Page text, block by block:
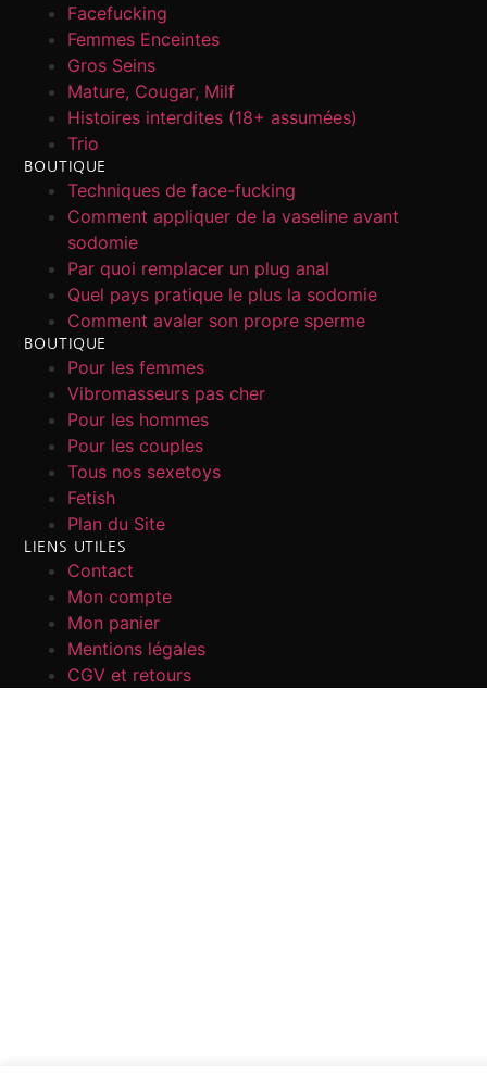
Facefucking
Femmes Enceintes
Gros Seins
Mature, Cougar, Milf
Histoires interdites (18+ assumées)
Trio
BOUTIQUE
Techniques de face-fucking
Comment appliquer de la vaseline avant
sodomie
Par quoi remplacer un plug anal
Quel pays pratique le plus la sodomie
Comment avaler son propre sperme
BOUTIQUE
Pour les femmes
Vibromasseurs pas cher
Pour les hommes
Pour les couples
Tous nos sexetoys
Fetish
Plan du Site
LIENS UTILES
Contact
Mon compte
Mon panier
Mentions légales
CGV et retours